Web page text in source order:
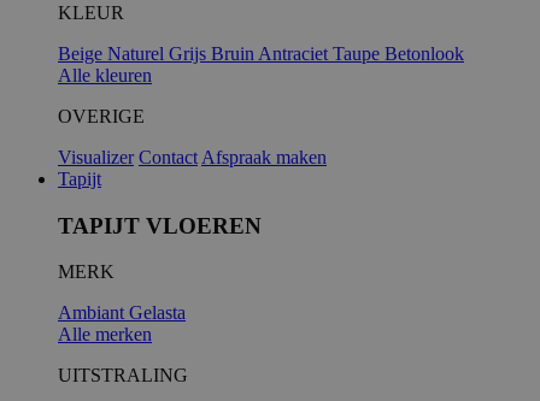
KLEUR
Beige Naturel Grijs Bruin Antraciet Taupe Betonlook
Alle kleuren
OVERIGE
Visualizer Contact Afspraak maken
Tapijt
TAPIJT VLOEREN
MERK
Ambiant Gelasta
Alle merken
UITSTRALING